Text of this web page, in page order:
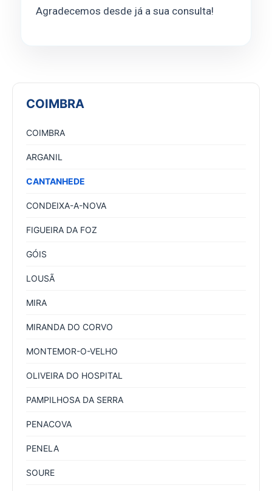
Agradecemos desde já a sua consulta!
COIMBRA
COIMBRA
ARGANIL
CANTANHEDE
CONDEIXA-A-NOVA
FIGUEIRA DA FOZ
GÓIS
LOUSÃ
MIRA
MIRANDA DO CORVO
MONTEMOR-O-VELHO
OLIVEIRA DO HOSPITAL
PAMPILHOSA DA SERRA
PENACOVA
PENELA
SOURE